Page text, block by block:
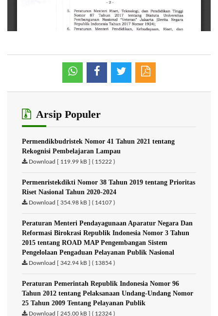
Arsip Populer
Permendikbudristek Nomor 41 Tahun 2021 tentang
Rekognisi Pembelajaran Lampau
Download [ 119.99 kB ] ( 15222 )
Permenristekdikti Nomor 38 Tahun 2019 tentang Prioritas
Riset Nasional Tahun 2020-2024
Download [ 354.98 kB ] ( 14107 )
Peraturan Menteri Pendayagunaan Aparatur Negara Dan
Reformasi Birokrasi Republik Indonesia Nomor 3 Tahun
2015 tentang ROAD MAP Pengembangan Sistem
Pengelolaan Pengaduan Pelayanan Publik Nasional
Download [ 342.94 kB ] ( 13854 )
Peraturan Pemerintah Republik Indonesia Nomor 96
Tahun 2012 tentang Pelaksanaan Undang-Undang Nomor
25 Tahun 2009 Tentang Pelayanan Publik
Download [ 245.00 kB ] ( 12324 )